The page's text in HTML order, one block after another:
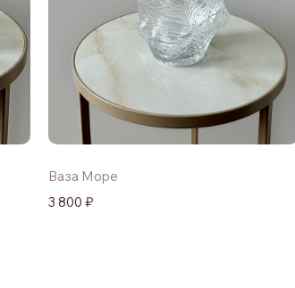
3 800 ₽
Ваза Море